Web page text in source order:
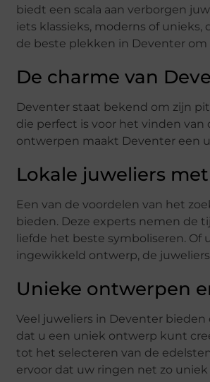
biedt een scala aan verborgen
iets klassieks, moderns of
de beste plekken in Deventer
De charme van
Deventer staat bekend om zijn
die perfect is voor het vinden
ontwerpen maakt Deventer een
Lokale juweliers
Een van de voordelen van het
bieden. Deze experts nemen de
liefde het beste symboliseren.
ingewikkeld ontwerp, de
Unieke ontwerpen
Veel juweliers in Deventer
dat u een uniek ontwerp kunt
tot het selecteren van de
ervoor dat uw ringen net zo uniek